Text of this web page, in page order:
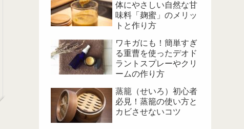
体にやさしい自然な甘
味料「麹蜜」のメリッ
トと作り方
ワキガにも！簡単すぎ
る重曹を使ったデオド
ラントスプレーやクリ
ームの作り方
蒸籠（せいろ）初心者
必見！蒸籠の使い方と
カビさせないコツ